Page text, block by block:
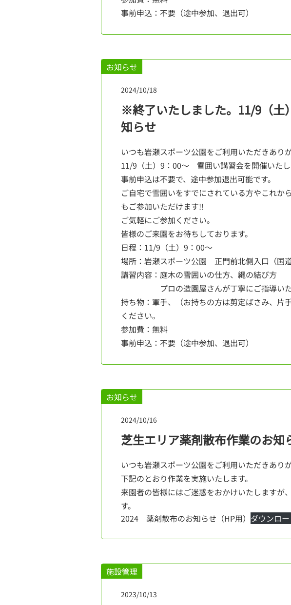
事前申込：不要（途中参加、退出可）
お知らせ
2024/10/18
※終了いたしました。11/9（土
知らせ
いつも岩瀬スポーツ公園をご利用いただきあり
11/9（土）9：00～ 雪囲い講習会を開催いたし
事前申込は不要で、途中参加退出可能です。
ご自宅で雪囲いをすでにされている方やこれか
もご参加いただけます‼
ご気軽にご参加ください。
皆様のご来園をお待ちしております。
日程：11/9（土）9：00～
場所：岩瀬スポーツ公園 正門前北側入口（国道
講習内容：庭木の雪囲いの仕方、縄の結び方
プロの造園屋さんが丁寧にご指導いた
持ち物：軍手、（お持ちの方は剪定ばさみ、
ください。
参加費：無料
事前申込：不要（途中参加、退出可）
お知らせ
2024/10/16
芝生エリア薬剤散布作業のお知
いつも岩瀬スポーツ公園をご利用いただきあり
下記のとおり作業を実施いたします。
来園者の皆様にはご迷惑をおかけいたしますが
す。
2024 薬剤散布のお知らせ（HP用） ダウンロー
施設管理
2023/10/13